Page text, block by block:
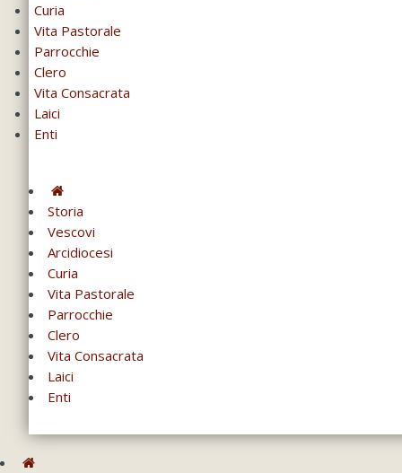
Curia
Vita Pastorale
Parrocchie
Clero
Vita Consacrata
Laici
Enti
Storia
Vescovi
Arcidiocesi
Curia
Vita Pastorale
Parrocchie
Clero
Vita Consacrata
Laici
Enti